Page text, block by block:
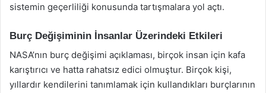
sistemin geçerliliği konusunda tartışmalara yol açtı.
Burç Değişiminin İnsanlar Üzerindeki Etkileri
NASA’nın burç değişimi açıklaması, birçok insan için kafa
karıştırıcı ve hatta rahatsız edici olmuştur. Birçok kişi,
yıllardır kendilerini tanımlamak için kullandıkları burçlarının